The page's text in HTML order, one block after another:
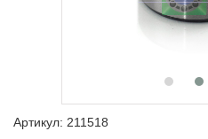
Артикул: 211518